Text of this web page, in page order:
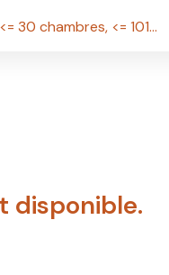
Acheter, Prix <= 98000000, <= 32 pièces, <= 30 chambres, <= 101233 m², <= 3000000 m²
disponible.